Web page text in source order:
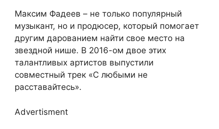
Максим Фадеев – не только популярный
музыкант, но и продюсер, который помогает
другим дарованием найти свое место на
звездной нише. В 2016-ом двое этих
талантливых артистов выпустили
совместный трек «С любыми не
расставайтесь».
Advertisment